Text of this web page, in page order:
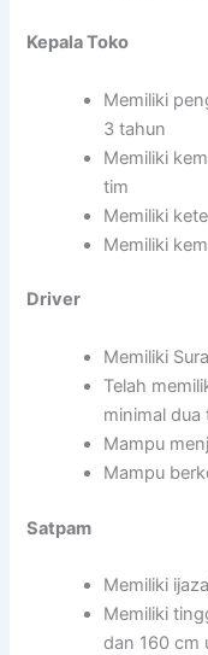
Kepala Toko
Memiliki
3 tahun
Memiliki
tim
Memiliki
Memiliki
Driver
Memiliki
Telah
minimal dua
Mampu
Mampu
Satpam
Memiliki
Memiliki
dan 160 cm